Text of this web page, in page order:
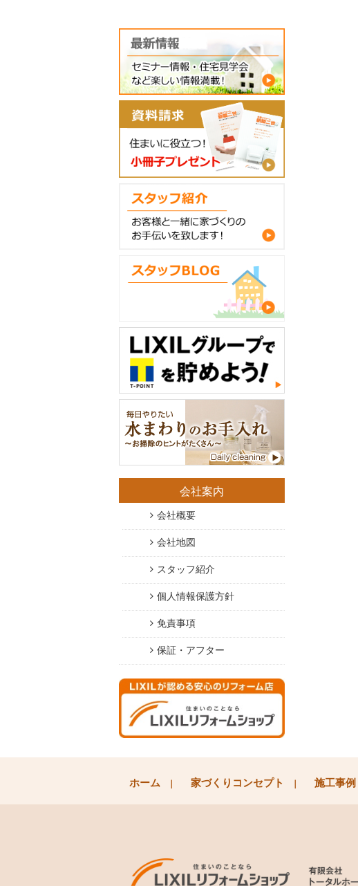
会社案内
会社概要
会社地図
スタッフ紹介
個人情報保護方針
免責事項
保証・アフター
ホーム 家づくりコンセプト 施工事例